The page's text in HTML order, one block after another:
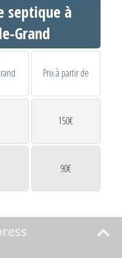
septique à
Grand
Prix à partir de
150€
90€